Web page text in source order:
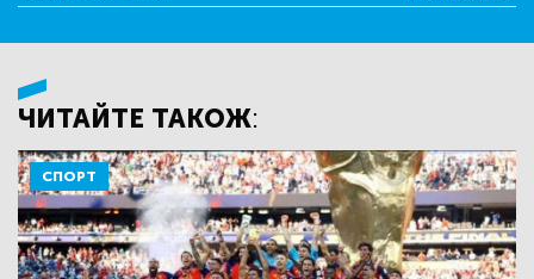
ЧИТАЙТЕ ТАКОЖ:
СПОРТ